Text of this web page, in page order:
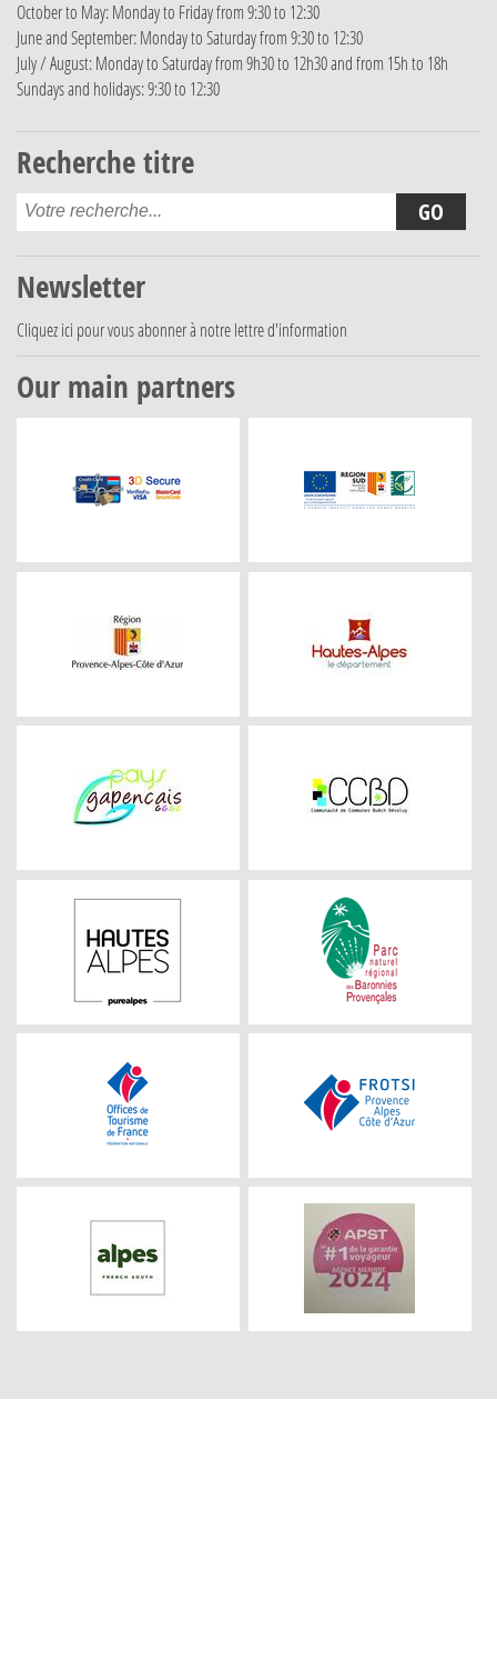
October to May: Monday to Friday from 9:30 to 12:30
June and September: Monday to Saturday from 9:30 to 12:30
July / August: Monday to Saturday from 9h30 to 12h30 and from 15h to 18h
Sundays and holidays: 9:30 to 12:30
Recherche titre
Newsletter
Cliquez ici pour vous abonner à notre lettre d'information
Our main partners